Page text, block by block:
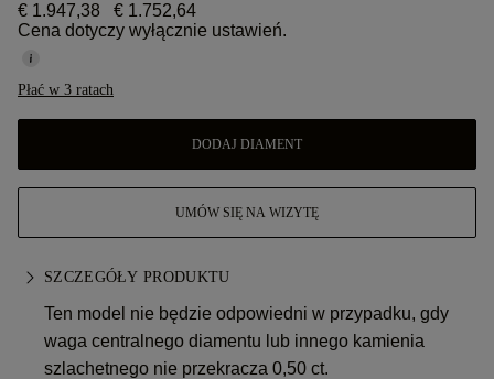
€ 1.947,38
€ 1.752,64
Cena dotyczy wyłącznie ustawień.
Płać w 3 ratach
DODAJ DIAMENT
UMÓW SIĘ NA WIZYTĘ
SZCZEGÓŁY PRODUKTU
Ten model nie będzie odpowiedni w przypadku, gdy
waga centralnego diamentu lub innego kamienia
szlachetnego nie przekracza 0,50 ct.